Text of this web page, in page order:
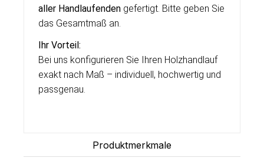
aller Handlaufenden gefertigt. Bitte geben Sie
das Gesamtmaß an.
Ihr Vorteil:
Bei uns konfigurieren Sie Ihren Holzhandlauf
exakt nach Maß – individuell, hochwertig und
passgenau.
Produktmerkmale